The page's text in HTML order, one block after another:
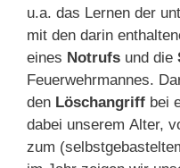
u.a. das Lernen der
mit den darin
eines Notrufs und die
Feuerwehrmannes.
den Löschangriff bei
dabei unserem Alter,
zum